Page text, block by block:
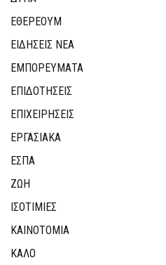
ΕΘΈΡΕΟΥΜ
ΕΙΔΗΣΕΙΣ ΝΕΑ
ΕΜΠΟΡΕΥΜΑΤΑ
ΕΠΙΔΟΤΗΣΕΙΣ
ΕΠΙΧΕΙΡΗΣΕΙΣ
ΕΡΓΑΣΙΑΚΑ
ΕΣΠΑ
ΖΩΗ
ΙΣΟΤΙΜΙΕΣ
ΚΑΙΝΟΤΟΜΊΑ
ΚΑΛΟ